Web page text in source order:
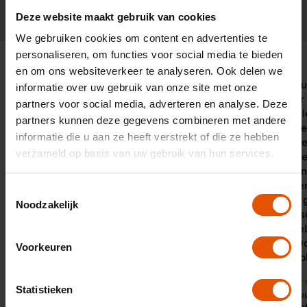
Deze website maakt gebruik van cookies
We gebruiken cookies om content en advertenties te
personaliseren, om functies voor social media te bieden
en om ons websiteverkeer te analyseren. Ook delen we
informatie over uw gebruik van onze site met onze
partners voor social media, adverteren en analyse. Deze
partners kunnen deze gegevens combineren met andere
informatie die u aan ze heeft verstrekt of die ze hebben
verzameld op basis van uw gebruik van hun services.
Noodzakelijk
Voorkeuren
Statistieken
Snelle service, accuraat en
behulpzaam. Al jaren tevreden over
"Met de
wij drie
een 100%
Onze
land actief
eigen
goede
is daarom
hebben we
Met de
zorgt
adviezen.
daarmee
10 Door:
De